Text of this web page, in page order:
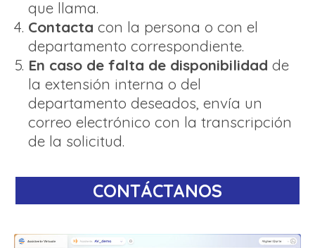
que llama.
Contacta con la persona o con el
departamento correspondiente.
En caso de falta de disponibilidad de
la extensión interna o del
departamento deseados, envía un
correo electrónico con la transcripción
de la solicitud.
CONTÁCTANOS